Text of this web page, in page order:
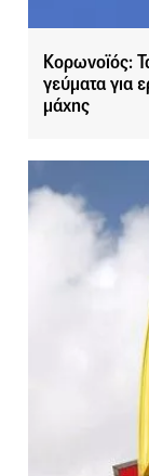
Κορωνοϊός:
γεύματα για
μάχης